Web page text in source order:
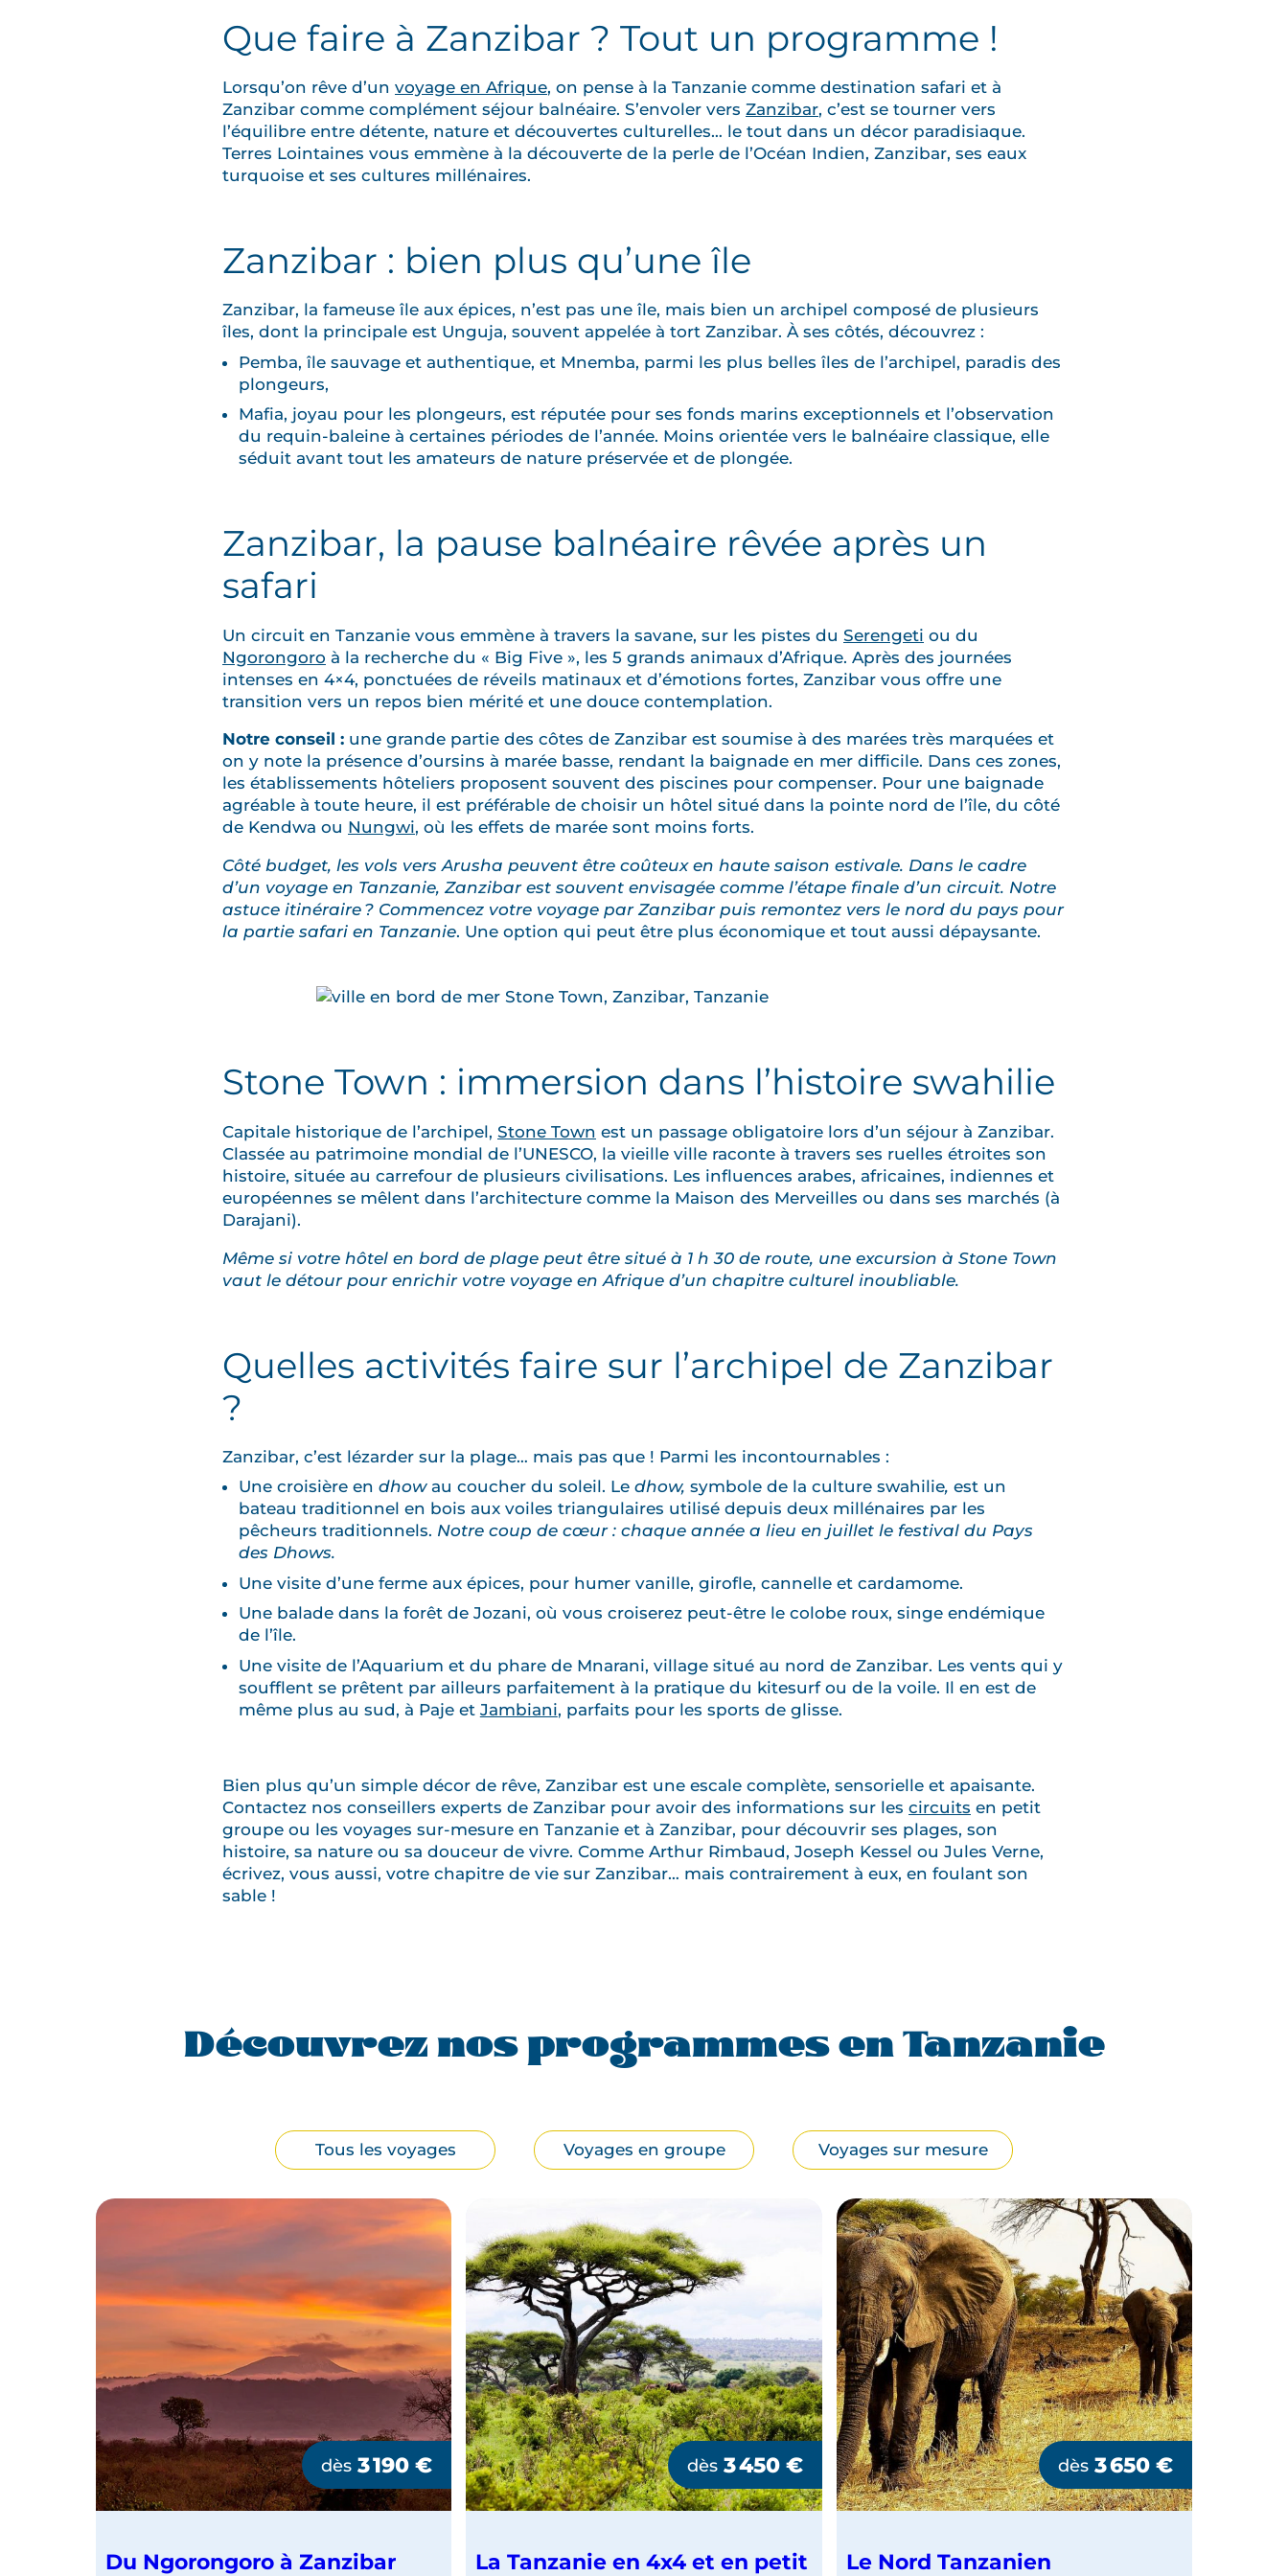
Que faire à Zanzibar ? Tout un programme !
Lorsqu’on rêve d’un voyage en Afrique, on pense à la Tanzanie comme destination safari et à
Zanzibar comme complément séjour balnéaire. S’envoler vers Zanzibar, c’est se tourner vers
l’équilibre entre détente, nature et découvertes culturelles… le tout dans un décor paradisiaque.
Terres Lointaines vous emmène à la découverte de la perle de l’Océan Indien, Zanzibar, ses eaux
turquoise et ses cultures millénaires.
Zanzibar : bien plus qu’une île
Zanzibar, la fameuse île aux épices, n’est pas une île, mais bien un archipel composé de plusieurs
îles, dont la principale est Unguja, souvent appelée à tort Zanzibar. À ses côtés, découvrez :
Pemba, île sauvage et authentique, et Mnemba, parmi les plus belles îles de l’archipel, paradis des
plongeurs,
Mafia, joyau pour les plongeurs, est réputée pour ses fonds marins exceptionnels et l’observation
du requin-baleine à certaines périodes de l’année. Moins orientée vers le balnéaire classique, elle
séduit avant tout les amateurs de nature préservée et de plongée.
Zanzibar, la pause balnéaire rêvée après un
safari
Un circuit en Tanzanie vous emmène à travers la savane, sur les pistes du Serengeti ou du
Ngorongoro à la recherche du « Big Five », les 5 grands animaux d’Afrique. Après des journées
intenses en 4×4, ponctuées de réveils matinaux et d’émotions fortes, Zanzibar vous offre une
transition vers un repos bien mérité et une douce contemplation.
Notre conseil : une grande partie des côtes de Zanzibar est soumise à des marées très marquées et
on y note la présence d’oursins à marée basse, rendant la baignade en mer difficile. Dans ces zones,
les établissements hôteliers proposent souvent des piscines pour compenser. Pour une baignade
agréable à toute heure, il est préférable de choisir un hôtel situé dans la pointe nord de l’île, du côté
de Kendwa ou Nungwi, où les effets de marée sont moins forts.
Côté budget, les vols vers Arusha peuvent être coûteux en haute saison estivale. Dans le cadre
d’un voyage en Tanzanie, Zanzibar est souvent envisagée comme l’étape finale d’un circuit. Notre
astuce itinéraire ? Commencez votre voyage par Zanzibar puis remontez vers le nord du pays pour
la partie safari en Tanzanie. Une option qui peut être plus économique et tout aussi dépaysante.
Stone Town : immersion dans l’histoire swahilie
Capitale historique de l’archipel, Stone Town est un passage obligatoire lors d’un séjour à Zanzibar.
Classée au patrimoine mondial de l’UNESCO, la vieille ville raconte à travers ses ruelles étroites son
histoire, située au carrefour de plusieurs civilisations. Les influences arabes, africaines, indiennes et
européennes se mêlent dans l’architecture comme la Maison des Merveilles ou dans ses marchés (à
Darajani).
Même si votre hôtel en bord de plage peut être situé à 1 h 30 de route, une excursion à Stone Town
vaut le détour pour enrichir votre voyage en Afrique d’un chapitre culturel inoubliable.
Quelles activités faire sur l’archipel de Zanzibar
?
Zanzibar, c’est lézarder sur la plage… mais pas que ! Parmi les incontournables :
Une croisière en dhowau coucher du soleil. Le dhow, symbole de la culture swahilie, est un
bateau traditionnel en bois aux voiles triangulaires utilisé depuis deux millénaires par les
pêcheurs traditionnels. Notre coup de cœur : chaque année a lieu en juillet le festival du Pays
des Dhows.
Une visite d’une ferme aux épices, pour humer vanille, girofle, cannelle et cardamome.
Une balade dans la forêt de Jozani, où vous croiserez peut-être le colobe roux, singe endémique
de l’île.
Une visite de l’Aquarium et du phare de Mnarani, village situé au nord de Zanzibar. Les vents qui y
soufflent se prêtent par ailleurs parfaitement à la pratique du kitesurf ou de la voile. Il en est de
même plus au sud, à Paje et Jambiani, parfaits pour les sports de glisse.
Bien plus qu’un simple décor de rêve, Zanzibar est une escale complète, sensorielle et apaisante.
Contactez nos conseillers experts de Zanzibar pour avoir des informations sur les circuits en petit
groupe ou les voyages sur-mesure en Tanzanie et à Zanzibar, pour découvrir ses plages, son
histoire, sa nature ou sa douceur de vivre. Comme Arthur Rimbaud, Joseph Kessel ou Jules Verne,
écrivez, vous aussi, votre chapitre de vie sur Zanzibar… mais contrairement à eux, en foulant son
sable !
Découvrez nos programmes en Tanzanie
Tous les voyages Voyages en groupe Voyages sur mesure
dès 3 190€
Du Ngorongoro à Zanzibar
dès 3 450 €
La Tanzanie en 4x4 et en petit
dès 3 650 €
Le Nord Tanzanien
K